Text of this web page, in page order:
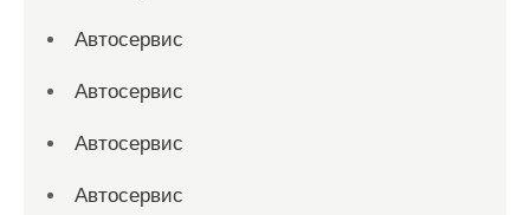
Автосервис
Автосервис
Автосервис
Автосервис